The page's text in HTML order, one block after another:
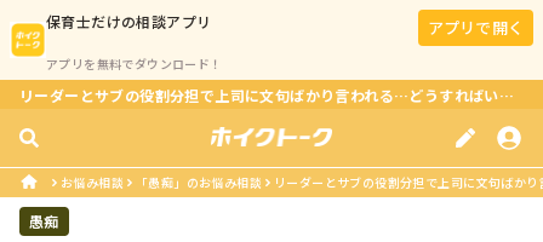
保育士だけの相談アプリ
アプリを無料でダウンロード！
アプリで開く
リーダーとサブの役割分担で上司に文句ばかり言われる…どうすればいい？
お悩み相談 「愚痴」のお悩み相談 リーダーとサブの役割分担で上司に文句ばか
愚痴